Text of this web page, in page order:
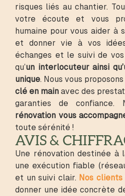
risques liés au chantier.
votre écoute et vous
humaine pour vous aider
et donner vie à vos
échanges et le suivi de vos
qu’un interlocuteur ainsi
unique. Nous vous
clé en main avec des
garanties de confiance.
rénovation vous
toute sérénité !
AVIS &
Une rénovation destinée à
une exécution fiable
et un suivi clair. Nos
donner une idée concrète